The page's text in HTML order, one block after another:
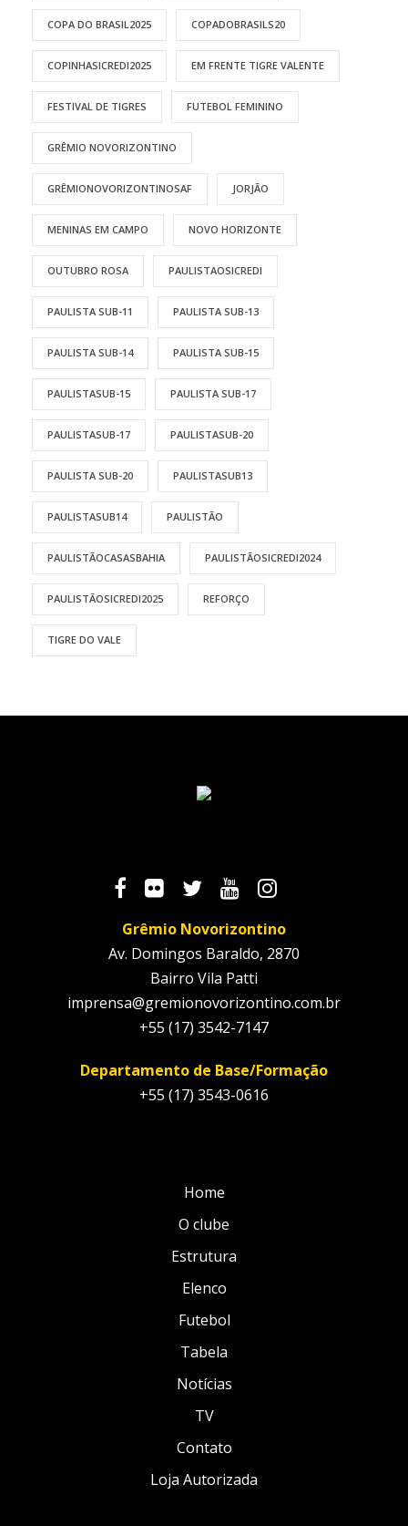
COPA DO BRASIL2025 COPADOBRASILS20
COPINHASICREDI2025 EM FRENTE TIGRE VALENTE
FESTIVAL DE TIGRES FUTEBOL FEMININO
GRÊMIO NOVORIZONTINO
GRÊMIONOVORIZONTINOSAF JORJÃO
MENINAS EM CAMPO NOVO HORIZONTE
OUTUBRO ROSA PAULISTAOSICREDI
PAULISTA SUB-11 PAULISTA SUB-13
PAULISTA SUB-14 PAULISTA SUB-15
PAULISTASUB-15 PAULISTA SUB-17
PAULISTASUB-17 PAULISTASUB-20
PAULISTA SUB-20 PAULISTASUB13
PAULISTASUB14 PAULISTÃO
PAULISTÃOCASASBAHIA PAULISTÃOSICREDI2024
PAULISTÃOSICREDI2025 REFORÇO
TIGRE DO VALE
Grêmio Novorizontino
Av. Domingos Baraldo, 2870
Bairro Vila Patti
imprensa@gremionovorizontino.com.br
+55 (17) 3542-7147
Departamento de Base/Formação
+55 (17) 3543-0616
Home
O clube
Estrutura
Elenco
Futebol
Tabela
Notícias
TV
Contato
Loja Autorizada